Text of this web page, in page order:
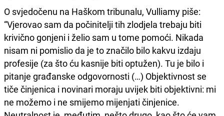
O svjedočenu na Haškom tribunalu, Vulliamy piše:
“Vjerovao sam da počinitelji tih zlodjela trebaju biti
krivično gonjeni i želio sam u tome pomoći. Nikada
nisam ni pomislio da je to značilo bilo kakvu izdaju
profesije (za što ću kasnije biti optužen). Tu je bilo i
pitanje građanske odgovornosti (…) Objektivnost se
tiče činjenica i novinari moraju uvijek biti objektivni: mi
ne možemo i ne smijemo mijenjati činjenice.